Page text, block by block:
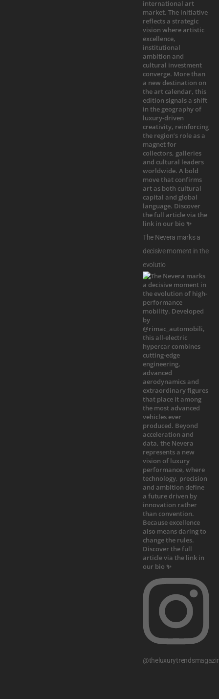
The Nevera marks a
decisive moment in the
evolutio